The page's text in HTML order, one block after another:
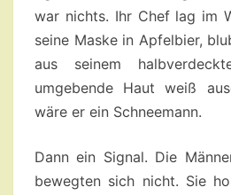
war nichts. Ihr Chef lag im
seine Maske in Apfelbier,
aus seinem
umgebende Haut weiß
wäre er ein Schneemann.
Dann ein Signal. Die
bewegten sich nicht. Sie